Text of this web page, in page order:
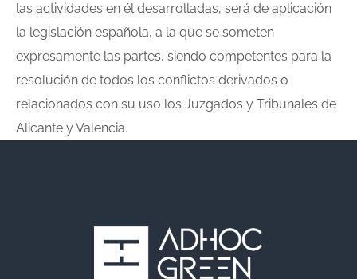
las actividades en él desarrolladas, será de aplicación
la legislación española, a la que se someten
expresamente las partes, siendo competentes para la
resolución de todos los conflictos derivados o
relacionados con su uso los Juzgados y Tribunales de
Alicante y Valencia.